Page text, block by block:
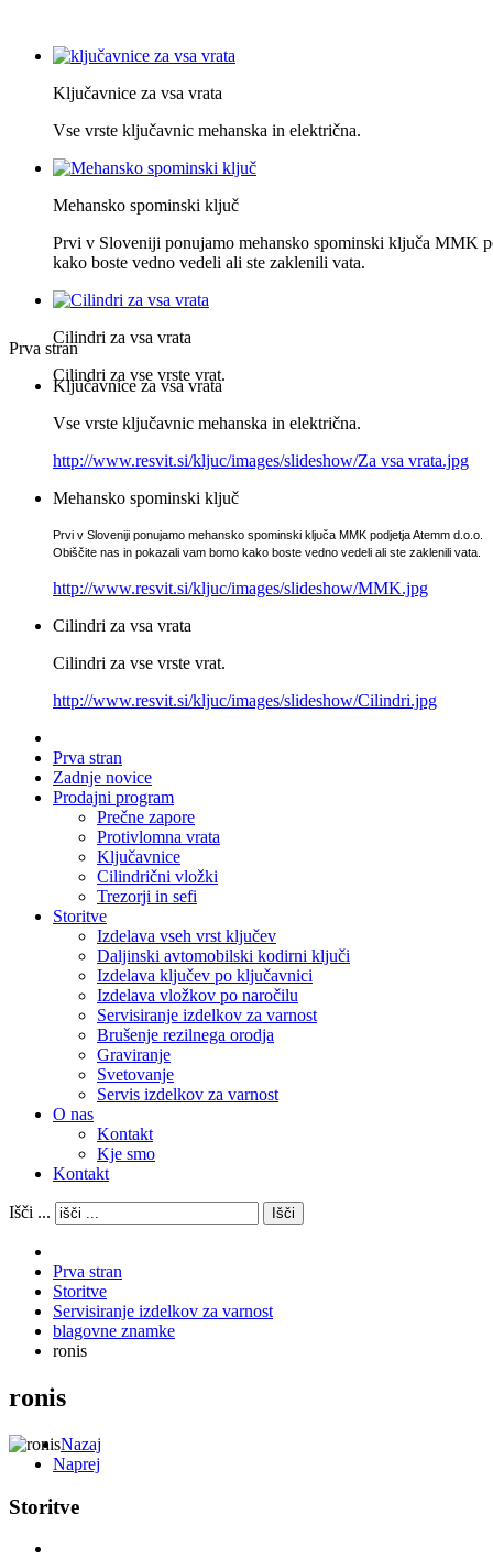
Ključavnice za vsa vrata
Vse vrste ključavnic mehanska in električna.
Mehansko spominski ključ
Prvi v Sloveniji ponujamo mehansko spominski ključa MMK
kako boste vedno vedeli ali ste zaklenili vata.
Cilindri za vsa vrata
Cilindri za vse vrste vrat.
Prva stran
Ključavnice za vsa vrata
Vse vrste ključavnic mehanska in električna.
http://www.resvit.si/kljuc/images/slideshow/Za vsa vrata.jpg
Mehansko spominski ključ
Prvi v Sloveniji ponujamo mehansko spominski ključa MMK podjetja Atemm d.o.o.
Obiščite nas in pokazali vam bomo kako boste vedno vedeli ali ste zaklenili vata.
http://www.resvit.si/kljuc/images/slideshow/MMK.jpg
Cilindri za vsa vrata
Cilindri za vse vrste vrat.
http://www.resvit.si/kljuc/images/slideshow/Cilindri.jpg
Prva stran
Zadnje novice
Prodajni program
Prečne zapore
Protivlomna vrata
Ključavnice
Cilindrični vložki
Trezorji in sefi
Storitve
Izdelava vseh vrst ključev
Daljinski avtomobilski kodirni ključi
Izdelava ključev po ključavnici
Izdelava vložkov po naročilu
Servisiranje izdelkov za varnost
Brušenje rezilnega orodja
Graviranje
Svetovanje
Servis izdelkov za varnost
O nas
Kontakt
Kje smo
Kontakt
Išči ... Išči
Prva stran
Storitve
Servisiranje izdelkov za varnost
blagovne znamke
ronis
ronis
Nazaj
Naprej
Storitve